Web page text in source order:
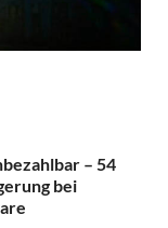
– 54
bei